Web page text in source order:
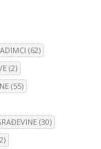
(62)
(2)
(55)
(30)